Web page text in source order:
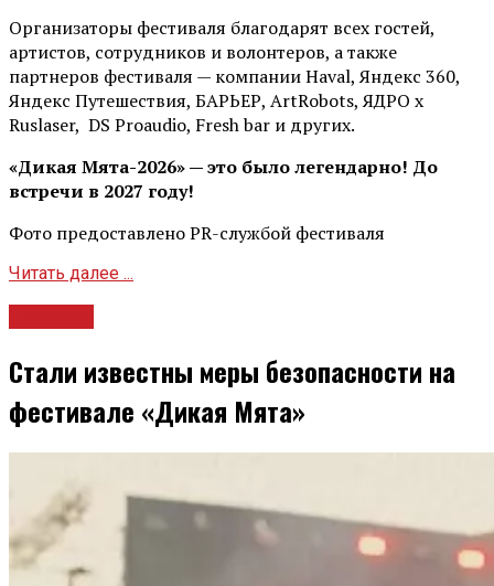
Организаторы фестиваля благодарят всех гостей,
артистов, сотрудников и волонтеров, а также
партнеров фестиваля — компании Haval, Яндекс 360,
Яндекс Путешествия, БАРЬЕР, ArtRobots, ЯДРО х
Ruslaser, DS Proaudio, Fresh bar и других.
«Дикая Мята-2026» — это было легендарно! До
встречи в 2027 году!
Фото предоставлено PR-службой фестиваля
Читать далее ...
Стали известны меры безопасности на
фестивале «Дикая Мята»